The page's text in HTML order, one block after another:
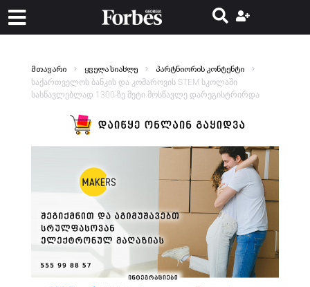
მთავარი ყველა სიახლე პარტნიორის კონტენტი
საქართველოს ბანკის და კომაროვის STEM სკოლაში
სასწავლებლად 1300-ზე მეტი მოსწავლე დარეგისტრირდა